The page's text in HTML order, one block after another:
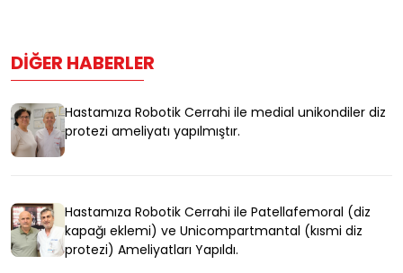
DIĞER HABERLER
Hastamıza Robotik Cerrahi ile medial unikondiler diz
protezi ameliyatı yapılmıştır.
Hastamıza Robotik Cerrahi ile Patellafemoral (diz
kapağı eklemi) ve Unicompartmantal (kısmi diz
protezi) Ameliyatları Yapıldı.